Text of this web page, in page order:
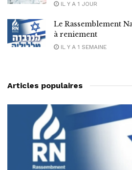
IL Y A 1 JOUR
Le Rassemblement
à reniement
IL Y A 1 SEMAINE
Articles populaires